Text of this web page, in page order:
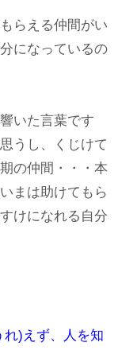
らえる仲間がい
になっているの
いた言葉です
うし、くじけて
の仲間・・・本
まは助けてもら
けになれる自分
れ)えず、人を知